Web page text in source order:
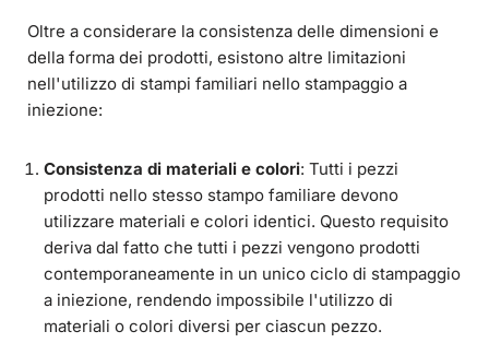
Oltre a considerare la consistenza delle dimensioni e
della forma dei prodotti, esistono altre limitazioni
nell'utilizzo di stampi familiari nello stampaggio a
iniezione:
Consistenza di materiali e colori: Tutti i pezzi
prodotti nello stesso stampo familiare devono
utilizzare materiali e colori identici. Questo requisito
deriva dal fatto che tutti i pezzi vengono prodotti
contemporaneamente in un unico ciclo di stampaggio
a iniezione, rendendo impossibile l'utilizzo di
materiali o colori diversi per ciascun pezzo.